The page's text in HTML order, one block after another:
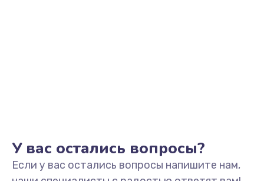
У вас остались вопросы?
Если у вас остались вопросы напишите нам,